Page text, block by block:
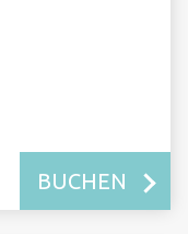
BUCHEN